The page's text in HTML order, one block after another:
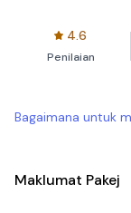
4.6
Penilaian
Bagaimana untuk
Maklumat Pakej